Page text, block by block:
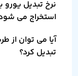
نرخ تبدیل
استخراج می
آیا می توان از
تبدیل کرد؟